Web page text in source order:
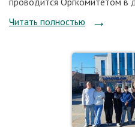
Читать полностью